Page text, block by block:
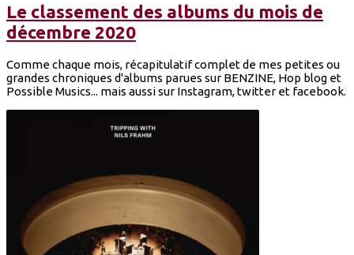
Le classement des albums du mois de
décembre 2020
Comme chaque mois, récapitulatif complet de mes petites ou
grandes chroniques d'albums parues sur BENZINE, Hop blog et
Possible Musics... mais aussi sur Instagram, twitter et facebook.